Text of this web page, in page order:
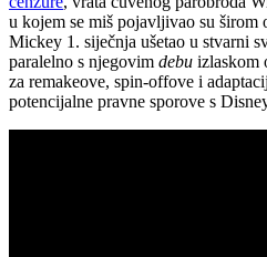
u kojem se miš pojavljivao su širom
Mickey 1. siječnja ušetao u stvarni
paralelno s njegovim debu izlaskom
za remakeove, spin-offove i
potencijalne pravne sporove s